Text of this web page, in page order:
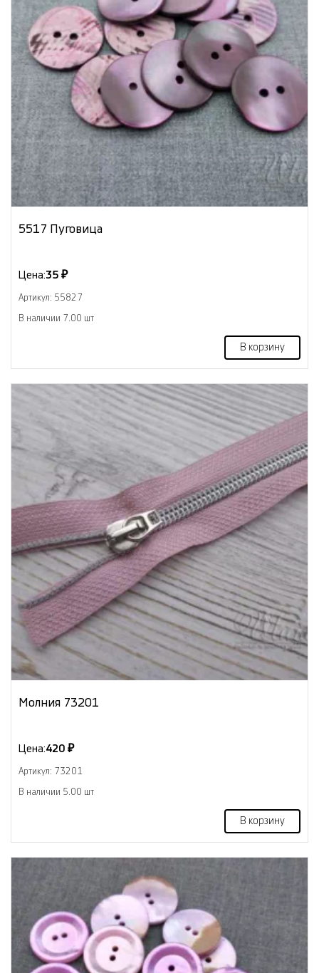
5517 Пуговица
Цена:35 ₽
Артикул: 55827
В наличии 7.00 шт
В корзину
Молния 73201
Цена:420 ₽
Артикул: 73201
В наличии 5.00 шт
В корзину